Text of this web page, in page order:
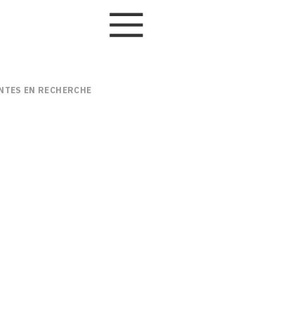
EN RECHERCHE ET DÉVELOPPEMENT